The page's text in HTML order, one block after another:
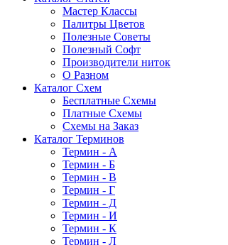
Мастер Классы
Палитры Цветов
Полезные Советы
Полезный Софт
Производители ниток
О Разном
Каталог Схем
Бесплатные Схемы
Платные Схемы
Схемы на Заказ
Каталог Терминов
Термин - А
Термин - Б
Термин - В
Термин - Г
Термин - Д
Термин - И
Термин - К
Термин - Л